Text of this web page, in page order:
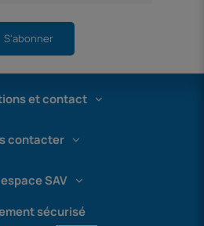
S'abonner
et contact
contacter
SAV
sécurisé